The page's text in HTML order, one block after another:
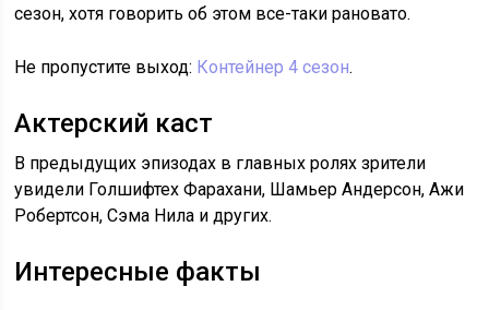
сезон, хотя говорить об этом все-таки рановато.
Не пропустите выход: Контейнер 4 сезон.
Актерский каст
В предыдущих эпизодах в главных ролях зрители
увидели Голшифтех Фарахани, Шамьер Андерсон, Ажи
Робертсон, Сэма Нила и других.
Интересные факты